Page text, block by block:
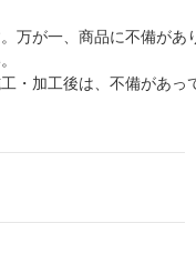
万が一、商品に不備があ
・加工後は、不備があっ